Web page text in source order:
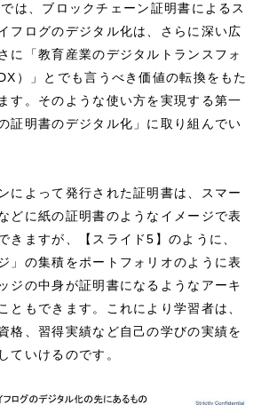
は、ブロックチェーン証明書によるス
フログのデジタル化は、さらに深い広
に「教育産業のデジタルトランスフォ
）」とでも言うべき価値の転換をもた
す。そのような使い方を実現する第一
証明書のデジタル化」に取り組んでい
によって発行された証明書は、スマー
どに紙の証明書のようなイメージで表
きますが、【スライド5】のように、
」の集積をポートフォリオのように表
ジの中身が証明書になるようなアーキ
ともできます。これにより学習者は、
格、習得実績など自己の学びの実績を
ていけるのです。